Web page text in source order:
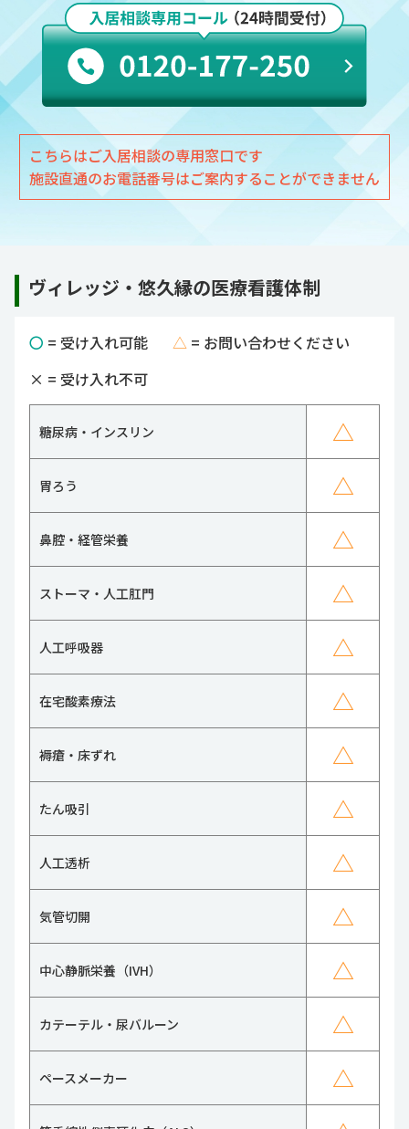
こちらはご入居相談の専用窓口です
施設直通のお電話番号はご案内することができません
ヴィレッジ・悠久縁の医療看護体制
〇 = 受け入れ可能 △ = お問い合わせください
× = 受け入れ不可
糖尿病・インスリン △
胃ろう △
鼻腔・経管栄養 △
ストーマ・人工肛門 △
人工呼吸器 △
在宅酸素療法 △
褥瘡・床ずれ △
たん吸引 △
人工透析 △
気管切開 △
中心静脈栄養（IVH） △
カテーテル・尿バルーン △
ペースメーカー △